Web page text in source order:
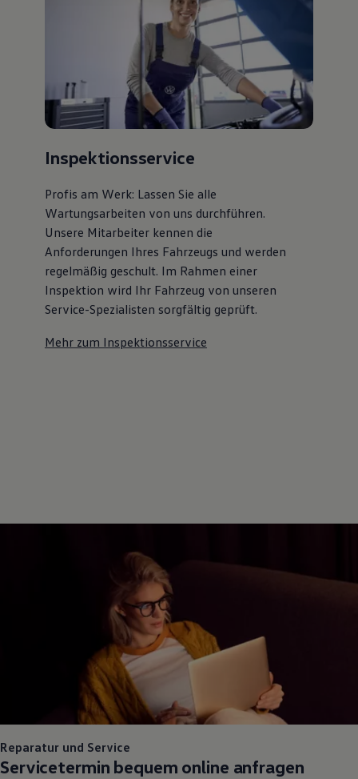
Inspektionsservice
Profis am Werk: Lassen Sie alle
Wartungsarbeiten von uns durchführen.
Unsere Mitarbeiter kennen die
Anforderungen Ihres Fahrzeugs und werden
regelmäßig geschult. Im Rahmen einer
Inspektion wird Ihr Fahrzeug von unseren
Service-Spezialisten sorgfältig geprüft.
Mehr zum Inspektionsservice
Reparatur und Service
Servicetermin bequem online anfragen